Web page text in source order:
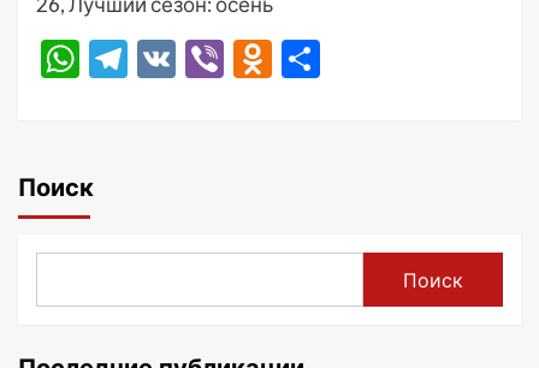
WhatsApp
Telegram
VK ViberOdnoklassniki
Поиск
Поиск